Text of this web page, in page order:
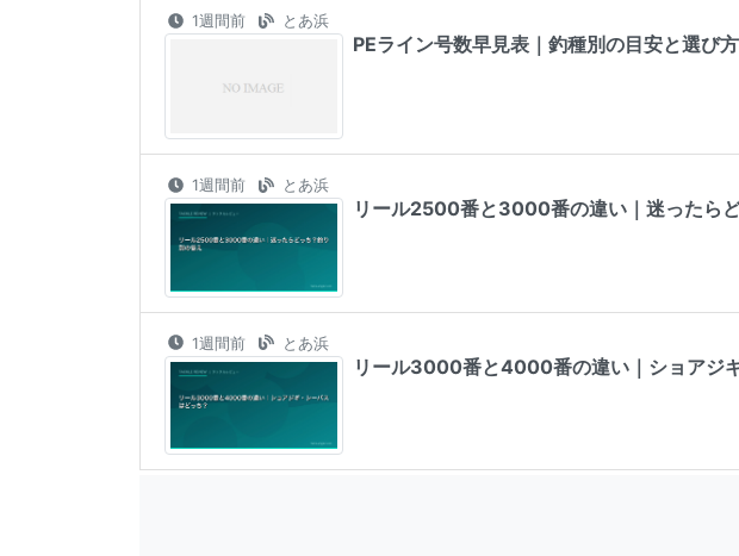
1週間前 とあ浜
PEライン号数早見表｜釣種別の目安と選び
1週間前 とあ浜
リール2500番と3000番の違い｜迷ったら
1週間前 とあ浜
リール3000番と4000番の違い｜ショアジ